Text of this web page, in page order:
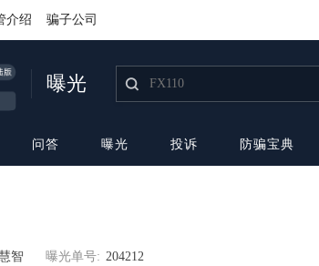
介绍 骗子公司
曝光
问答 曝光 投诉 防骗宝典
智 曝光单号: 204212